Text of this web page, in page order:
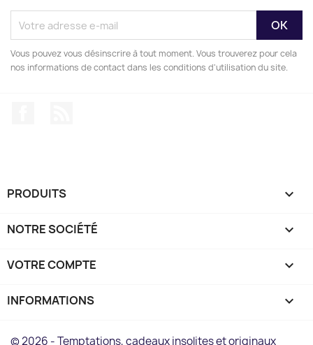
Vous pouvez vous désinscrire à tout moment. Vous trouverez pour cela
nos informations de contact dans les conditions d'utilisation du site.
PRODUITS 
NOTRE SOCIÉTÉ 
VOTRE COMPTE 
INFORMATIONS keyboard_arrow_down
© 2026 - Temptations, cadeaux insolites et originaux